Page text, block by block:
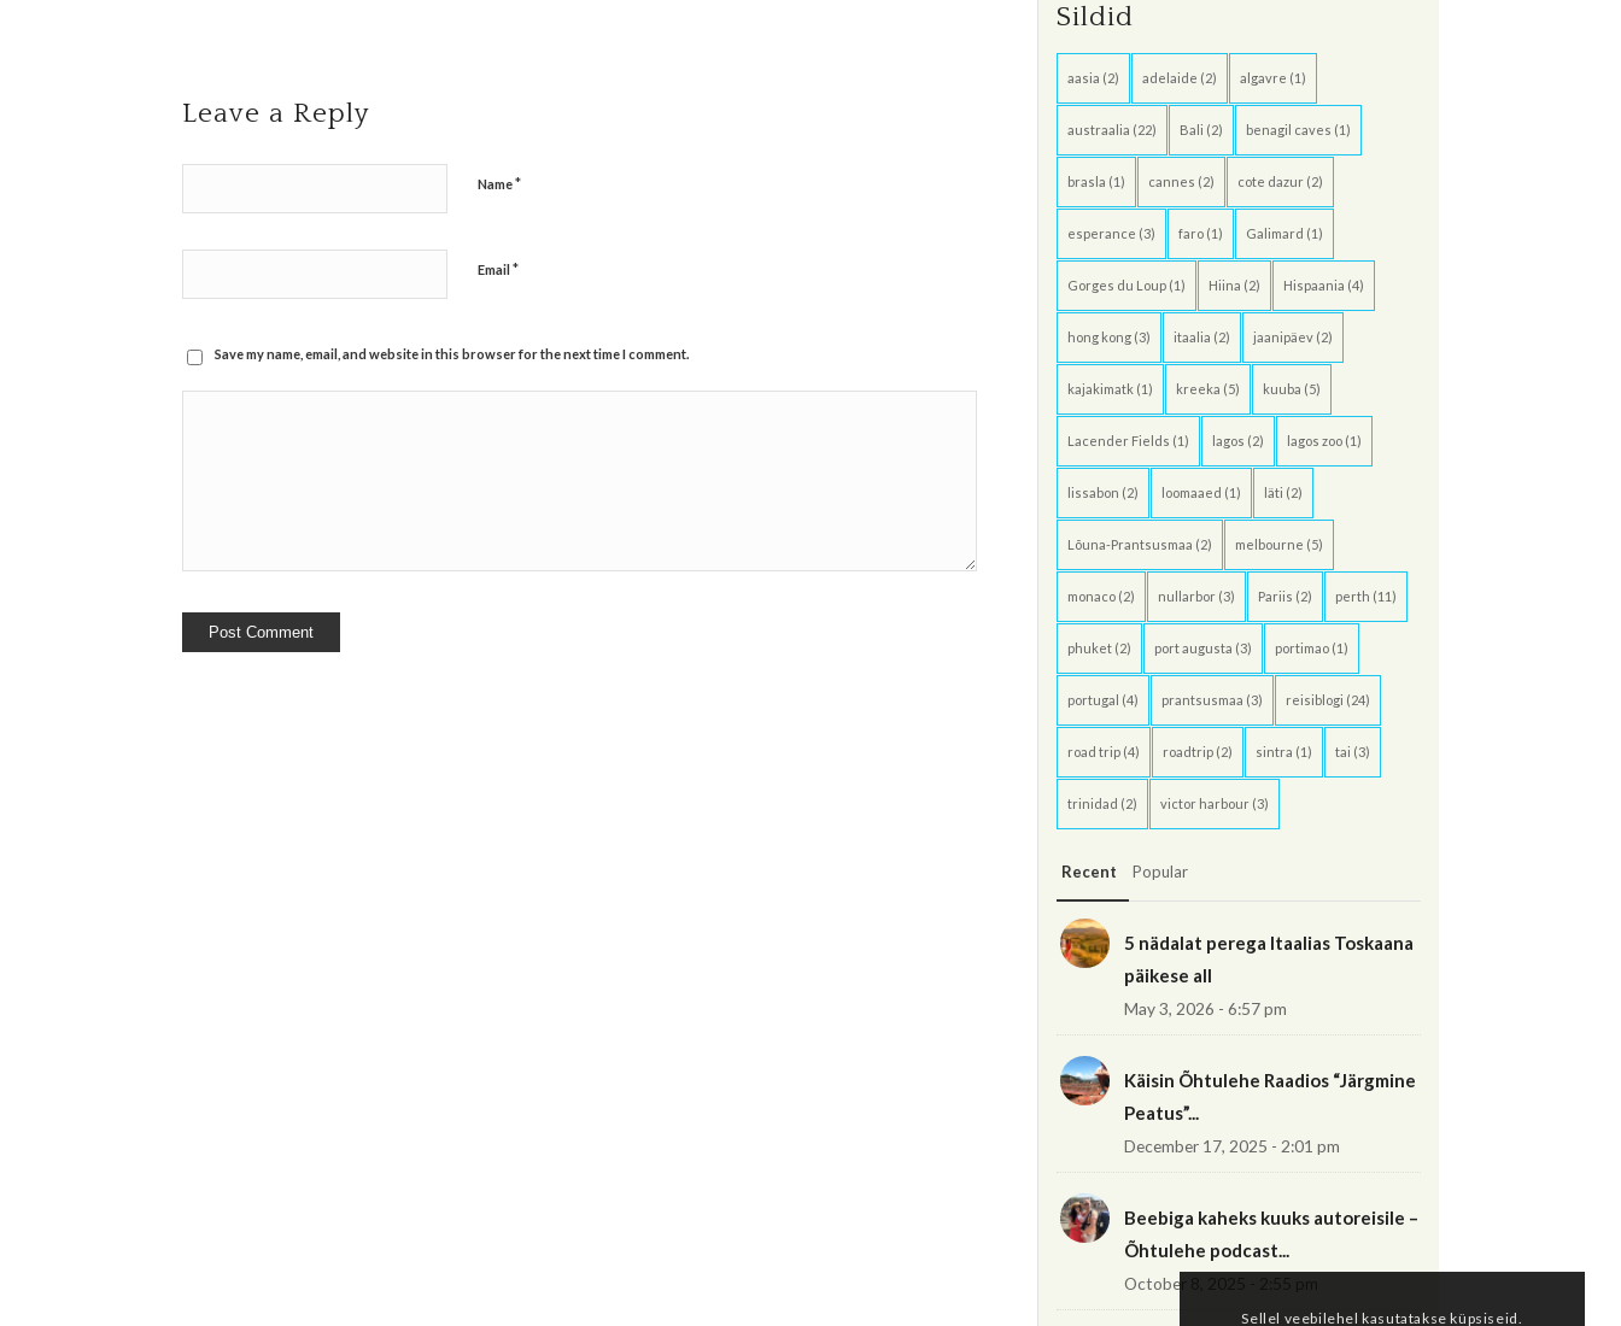
Leave a Reply
Name*
Email *
Save my name, email, and website in this browser for the next time I comment.
Sildid
aasia (2) adelaide (2) algavre (1)
austraalia (22) Bali (2) benagil caves (1)
brasla (1) cannes (2) cote dazur(2)
esperance (3) faro(1) Galimard (1)
Gorges du Loup(1) Hiina (2) Hispaania (4)
hong kong(3) itaalia (2) jaanipäev(2)
kajakimatk (1) kreeka (5) kuuba (5)
Lacender Fields (1) lagos (2) lagos zoo(1)
lissabon (2) loomaaed (1) läti (2)
Lõuna-Prantsusmaa (2) melbourne (5)
monaco(2) nullarbor(3) Pariis (2) perth (11)
phuket(2) port augusta (3) portimao(1)
portugal (4) prantsusmaa (3) reisiblogi (24)
road trip(4) roadtrip(2) sintra (1) tai (3)
trinidad (2) victor harbour(3)
Recent Popular
5 nädalat perega Itaalias Toskaana
päikese all
May 3, 2026 - 6:57 pm
Käisin Õhtulehe Raadios “Järgmine
Peatus”...
December 17, 2025 - 2:01 pm
Beebiga kaheks kuuks autoreisile –
Õhtulehe podcast...
October 8, 2025 - 2:55 pm
Sellel veebilehel kasutatakse küpsiseid.